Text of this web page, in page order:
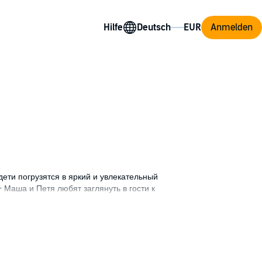
Hilfe Anmelden
погрузятся в яркий и увлекательный
и Петя любят заглянуть в гости к
дома и его учёным говорящим котом
планете Земля, на которой
редких и загадочных явлениях